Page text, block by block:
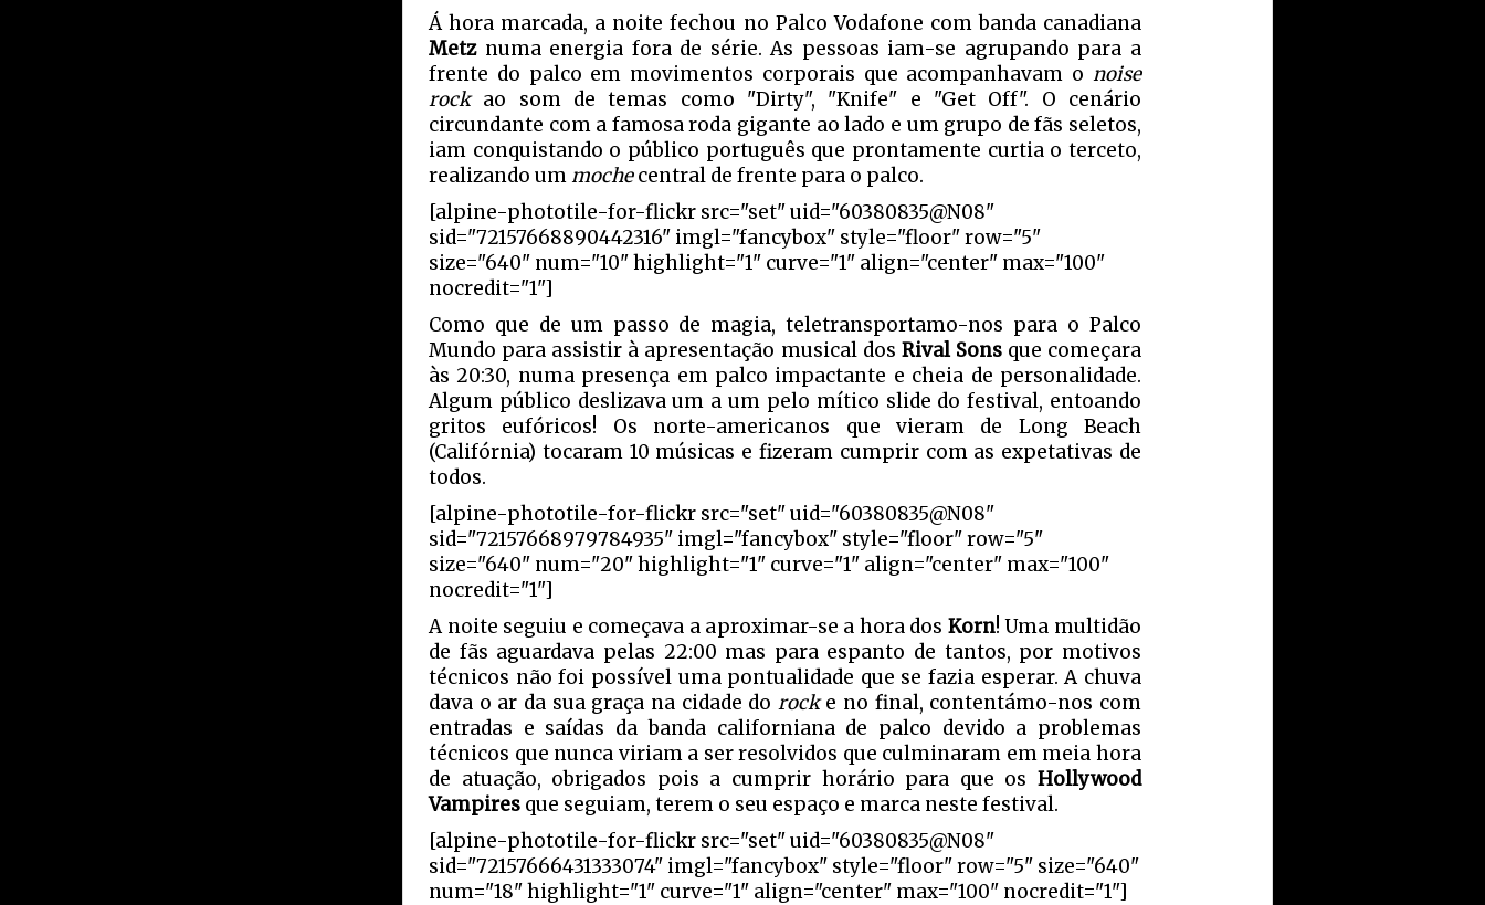
Á hora marcada, a noite fechou no Palco Vodafone com banda canadiana
Metz numa energia fora de série. As pessoas iam-se agrupando para a
frente do palco em movimentos corporais que acompanhavam o noise
rockao som de temas como "Dirty", "Knife" e "Get Off". O cenário
circundante com a famosa roda gigante ao lado e um grupo de fãs seletos,
iam conquistando o público português que prontamente curtia o terceto,
realizando ummochecentral de frente para o palco.
[alpine-phototile-for-flickr src="set" uid="60380835@N08"
sid="72157668890442316" imgl="fancybox" style="floor" row="5"
size="640" num="10" highlight="1" curve="1" align="center" max="100"
nocredit="1"]
Como que de um passo de magia, teletransportamo-nos para o Palco
Mundo para assistir à apresentação musical dos Rival Sonsque começara
às 20:30, numa presença em palco impactante e cheia de personalidade.
Algum público deslizava um a um pelo mítico slide do festival, entoando
gritos eufóricos! Os norte-americanos que vieram de Long Beach
(Califórnia) tocaram 10 músicas e fizeram cumprir com as expetativas de
todos.
[alpine-phototile-for-flickr src="set" uid="60380835@N08"
sid="72157668979784935" imgl="fancybox" style="floor" row="5"
size="640" num="20" highlight="1" curve="1" align="center" max="100"
nocredit="1"]
A noite seguiu e começava a aproximar-se a hora dos Korn! Uma multidão
de fãs aguardava pelas 22:00 mas para espanto de tantos, por motivos
técnicos não foi possível uma pontualidade que se fazia esperar. A chuva
dava o ar da sua graça na cidade do rocke no final, contentámo-nos com
entradas e saídas da banda californiana de palco devido a problemas
técnicos que nunca viriam a ser resolvidos que culminaram em meia hora
de atuação, obrigados pois a cumprir horário para que os Hollywood
Vampires que seguiam, terem o seu espaço e marca neste festival.
[alpine-phototile-for-flickr src="set" uid="60380835@N08"
sid="72157666431333074" imgl="fancybox" style="floor" row="5" size="640"
num="18" highlight="1" curve="1" align="center" max="100" nocredit="1"]